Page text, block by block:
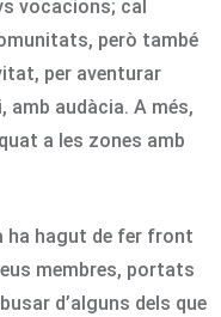
vocacions; cal
però també
per aventurar
amb audàcia. A més,
a les zones amb
ha hagut de fer front
membres, portats
d’alguns dels que